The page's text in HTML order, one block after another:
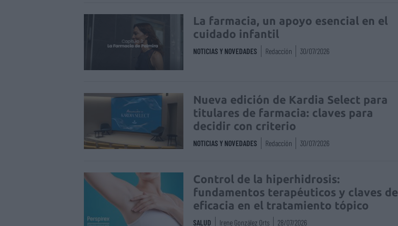
La farmacia, un apoyo esencial en el
cuidado infantil
NOTICIAS Y NOVEDADES Redacción 30/07/2026
Nueva edición de Kardia Select para
titulares de farmacia: claves para
decidir con criterio
NOTICIAS Y NOVEDADES Redacción 30/07/2026
Control de la hiperhidrosis:
fundamentos terapéuticos y claves de
eficacia en el tratamiento tópico
SALUD Irene González Orts 28/07/2026